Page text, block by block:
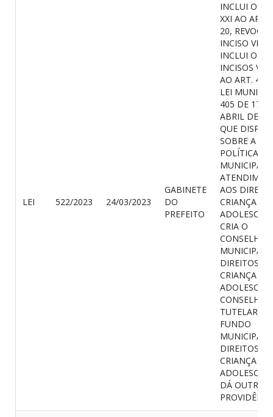
LEI 522/2023 24/03/2023
GABINETE
DO
PREFEITO
INCLUI O
XXI AO
20, REVOGA
INCISO VI E
INCLUI OS
INCISOS VIII,
AO ART. 41
LEI
405 DE 17
ABRIL DE
QUE DISPÕE
SOBRE A
POLÍTICA
MUNICIPAL
AOS
CRIANÇA E
CRIA O
CONSELHO
MUNICIPAL
DIREITOS DA
CRIANÇA E
CONSELHO
TUTELAR E
FUNDO
MUNICIPAL
DIREITOS DA
CRIANÇA E
DÁ OUTRAS